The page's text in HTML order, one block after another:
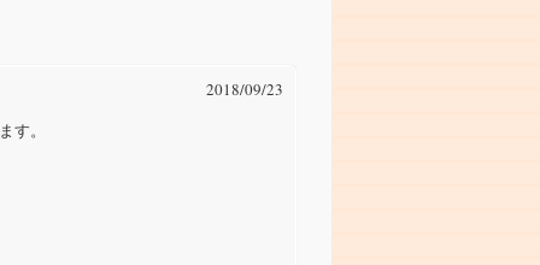
2018/09/23
す。